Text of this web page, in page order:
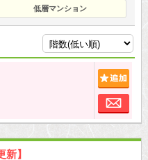
低層マンション
お
新】